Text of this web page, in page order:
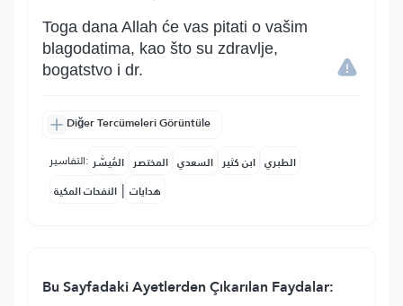
Toga dana Allah će vas pitati o vašim
blagodatima, kao što su zdravlje,
bogatstvo i dr.
Diğer Tercümeleri Görüntüle
التفاسير: المُيسَّر المختصر السعدي ابن كثير الطبري
النفحات المكية | هدايات
Bu Sayfadaki Ayetlerden Çıkarılan Faydalar: